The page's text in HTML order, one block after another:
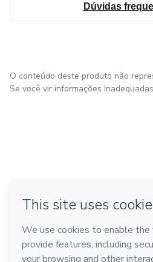
Dúvidas
O conteúdo deste produto não
Se você vir informações
Feito com ❤ em Amsterdam